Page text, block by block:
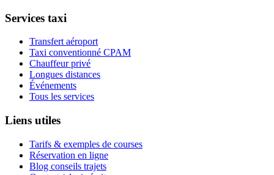
Services taxi
Transfert aéroport
Taxi conventionné CPAM
Chauffeur privé
Longues distances
Événements
Tous les services
Liens utiles
Tarifs & exemples de courses
Réservation en ligne
Blog conseils trajets